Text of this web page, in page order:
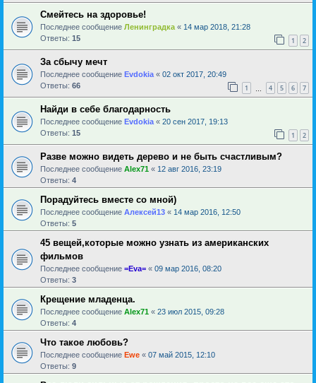
Смейтесь на здоровье!
Последнее сообщение Ленинградка « 14 мар 2018, 21:28
Ответы: 15 1 2
За сбычу мечт
Последнее сообщение Evdokia « 02 окт 2017, 20:49
Ответы: 66 1 4 5 6 7
Найди в себе благодарность
Последнее сообщение Evdokia « 20 сен 2017, 19:13
Ответы: 15 1 2
Разве можно видеть дерево и не быть счастливым?
Последнее сообщение Alex71 « 12 авг 2016, 23:19
Ответы: 4
Порадуйтесь вместе со мной)
Последнее сообщение Алексей13 « 14 мар 2016, 12:50
Ответы: 5
45 вещей,которые можно узнать из американских
фильмов
Последнее сообщение =Eva= « 09 мар 2016, 08:20
Ответы: 3
Крещение младенца.
Последнее сообщение Alex71 « 23 июл 2015, 09:28
Ответы: 4
Что такое любовь?
Последнее сообщение Ewe « 07 май 2015, 12:10
Ответы: 9